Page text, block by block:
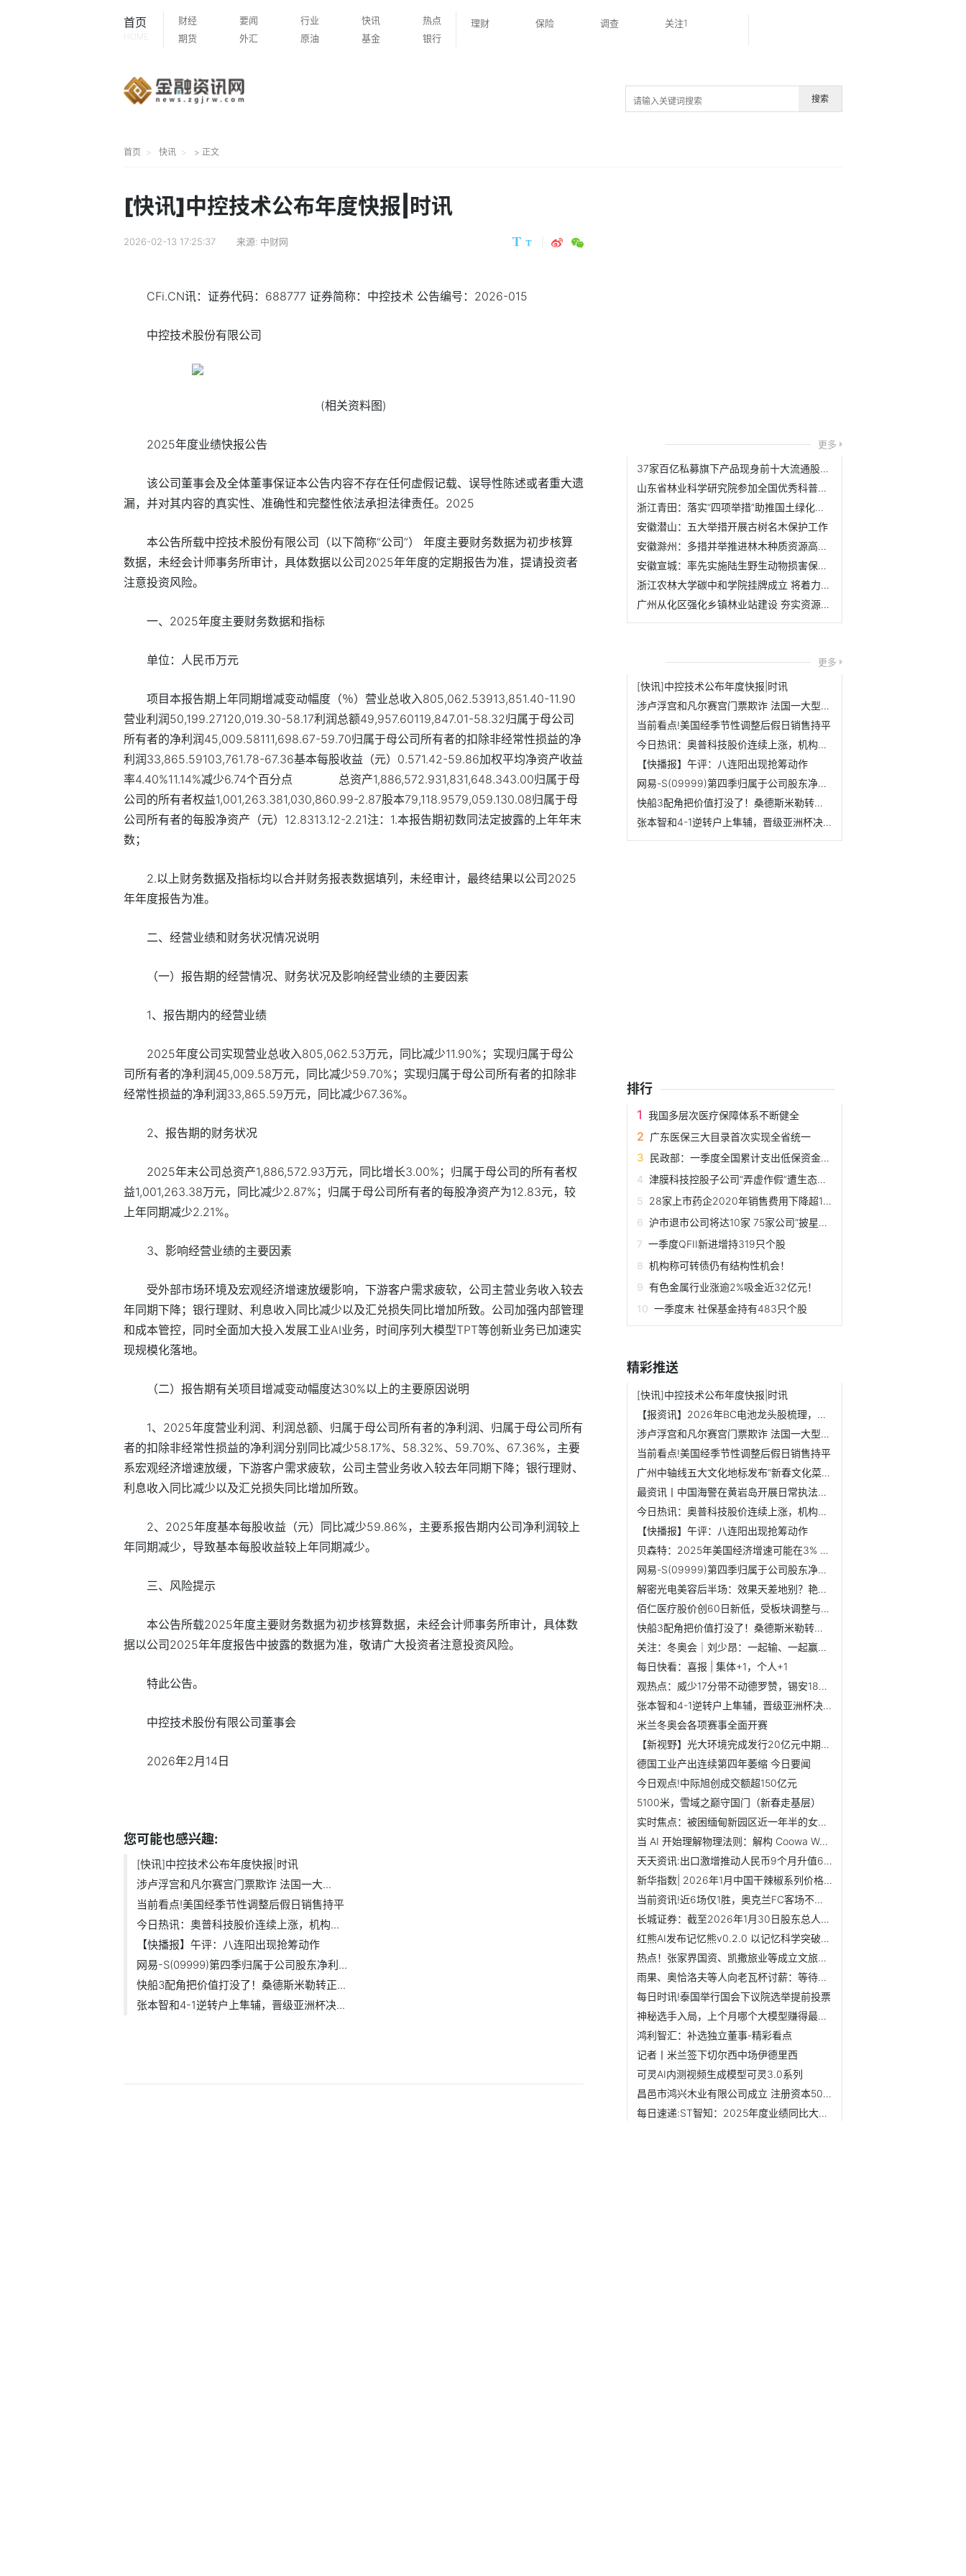
首页
HOME
财经 要闻 行业 快讯
热点
期货
外汇 原油 基金 银行
理财 保险 调查 关注1
搜索
首页 快讯 > 正文
[快讯]中控技术公布年度快报|时讯
2026-02-13 17:25:37 来源: 中财网
CFi.CN讯：证券代码：688777 证券简称：中控技术 公告编号：2026-015
中控技术股份有限公司
(相关资料图)
2025年度业绩快报公告
该公司董事会及全体董事保证本公告内容不存在任何虚假记载、误导性陈述或者重大遗
漏，并对其内容的真实性、准确性和完整性依法承担法律责任。2025
本公告所载中控技术股份有限公司（以下简称“公司”） 年度主要财务数据为初步核算
数据，未经会计师事务所审计，具体数据以公司2025年年度的定期报告为准，提请投资者
注意投资风险。
一、2025年度主要财务数据和指标
单位：人民币万元
项目本报告期上年同期增减变动幅度（％）营业总收入805,062.53913,851.40-11.90
营业利润50,199.27120,019.30-58.17利润总额49,957.60119,847.01-58.32归属于母公司
所有者的净利润45,009.58111,698.67-59.70归属于母公司所有者的扣除非经常性损益的净
利润33,865.59103,761.78-67.36基本每股收益（元）0.571.42-59.86加权平均净资产收益
率4.40%11.14%减少6.74个百分点 总资产1,886,572.931,831,648.343.00归属于母
公司的所有者权益1,001,263.381,030,860.99-2.87股本79,118.9579,059.130.08归属于母
公司所有者的每股净资产（元）12.8313.12-2.21注：1.本报告期初数同法定披露的上年年末
数；
2.以上财务数据及指标均以合并财务报表数据填列，未经审计，最终结果以公司2025
年年度报告为准。
二、经营业绩和财务状况情况说明
（一）报告期的经营情况、财务状况及影响经营业绩的主要因素
1、报告期内的经营业绩
2025年度公司实现营业总收入805,062.53万元，同比减少11.90%；实现归属于母公
司所有者的净利润45,009.58万元，同比减少59.70%；实现归属于母公司所有者的扣除非
经常性损益的净利润33,865.59万元，同比减少67.36%。
2、报告期的财务状况
2025年末公司总资产1,886,572.93万元，同比增长3.00%；归属于母公司的所有者权
益1,001,263.38万元，同比减少2.87%；归属于母公司所有者的每股净资产为12.83元，较
上年同期减少2.21%。
3、影响经营业绩的主要因素
受外部市场环境及宏观经济增速放缓影响，下游客户需求疲软，公司主营业务收入较去
年同期下降；银行理财、利息收入同比减少以及汇兑损失同比增加所致。公司加强内部管理
和成本管控，同时全面加大投入发展工业AI业务，时间序列大模型TPT等创新业务已加速实
现规模化落地。
（二）报告期有关项目增减变动幅度达30%以上的主要原因说明
1、2025年度营业利润、利润总额、归属于母公司所有者的净利润、归属于母公司所有
者的扣除非经常性损益的净利润分别同比减少58.17%、58.32%、59.70%、67.36%，主要
系宏观经济增速放缓，下游客户需求疲软，公司主营业务收入较去年同期下降；银行理财、
利息收入同比减少以及汇兑损失同比增加所致。
2、2025年度基本每股收益（元）同比减少59.86%，主要系报告期内公司净利润较上
年同期减少，导致基本每股收益较上年同期减少。
三、风险提示
本公告所载2025年度主要财务数据为初步核算数据，未经会计师事务所审计，具体数
据以公司2025年年度报告中披露的数据为准，敬请广大投资者注意投资风险。
特此公告。
中控技术股份有限公司董事会
2026年2月14日
您可能也感兴趣:
[快讯]中控技术公布年度快报|时讯
涉卢浮宫和凡尔赛宫门票欺诈 法国一大...
当前看点!美国经季节性调整后假日销售持平
今日热讯：奥普科技股价连续上涨，机构...
【快播报】午评：八连阳出现抢筹动作
网易-S(09999)第四季归属于公司股东净利...
快船3配角把价值打没了！桑德斯米勒转正...
张本智和4-1逆转户上隼辅，晋级亚洲杯决...
更多
37家百亿私募旗下产品现身前十大流通股名单
山东省林业科学研究院参加全国优秀科普作品评选活动
浙江青田：落实“四项举措”助推国土绿化取得新成效
安徽潜山：五大举措开展古树名木保护工作
安徽滁州：多措并举推进林木种质资源高质量发展
安徽宣城：率先实施陆生野生动物损害保险理赔机制
浙江农林大学碳中和学院挂牌成立 将着力培养具有碳中和与农...
广州从化区强化乡镇林业站建设 夯实资源管护基层基础
更多
[快讯]中控技术公布年度快报|时讯
涉卢浮宫和凡尔赛宫门票欺诈 法国一大型诈骗网络被捣毁-每日聚焦
当前看点!美国经季节性调整后假日销售持平
今日热讯：奥普科技股价连续上涨，机构看好海外业务拓展
【快播报】午评：八连阳出现抢筹动作
网易-S(09999)第四季归属于公司股东净利同比下滑28.8%|天天资讯
快船3配角把价值打没了！桑德斯米勒转正后连崩，尼德豪泽迷失...
张本智和4-1逆转户上隼辅，晋级亚洲杯决赛与王楚钦争冠 滚动
排行
我国多层次医疗保障体系不断健全
广东医保三大目录首次实现全省统一
民政部：一季度全国累计支出低保资金约461.9亿元
津膜科技控股子公司“弄虚作假”遭生态环境部点名
28家上市药企2020年销售费用下降超10%
沪市退市公司将达10家 75家公司“披星戴帽”
一季度QFII新进增持319只个股
机构称可转债仍有结构性机会！
有色金属行业涨逾2%吸金近32亿元！
一季度末 社保基金持有483只个股
精彩推送
[快讯]中控技术公布年度快报|时讯
【报资讯】2026年BC电池龙头股梳理，请查阅！（2026/2/13）
涉卢浮宫和凡尔赛宫门票欺诈 法国一大型诈骗网络被捣毁-每日聚焦
当前看点!美国经季节性调整后假日销售持平
广州中轴线五大文化地标发布“新春文化菜单”
最资讯丨中国海警在黄岩岛开展日常执法巡逻
今日热讯：奥普科技股价连续上涨，机构看好海外业务拓展
【快播报】午评：八连阳出现抢筹动作
贝森特：2025年美国经济增速可能在3% 焦点信息
网易-S(09999)第四季归属于公司股东净利同比下滑28.8%|天天资讯
解密光电美容后半场：效果天差地别？艳存晓年轻胶原水光被称...
佰仁医疗股价创60日新低，受板块调整与短期业绩承压影响_短讯
快船3配角把价值打没了！桑德斯米勒转正后连崩，尼德豪泽迷失...
关注：冬奥会｜刘少昂：一起输、一起赢，向前看
每日快看：喜报 | 集体+1，个人+1
观热点：威少17分带不动德罗赞，锡安18+6墨菲5记三分，鹈鹕送...
张本智和4-1逆转户上隼辅，晋级亚洲杯决赛与王楚钦争冠 滚动
米兰冬奥会各项赛事全面开赛
【新视野】光大环境完成发行20亿元中期票据
德国工业产出连续第四年萎缩 今日要闻
今日观点!中际旭创成交额超150亿元
5100米，雪域之巅守国门（新春走基层）
实时焦点：被困缅甸新园区近一年半的女子获释回国
当 AI 开始理解物理法则：解构 Coowa WAM 2.0 通用世界模型
天天资讯:出口激增推动人民币9个月升值6%，12月汇率预期6.92美元
新华指数| 2026年1月中国干辣椒系列价格指数小幅下跌
当前资讯!近6场仅1胜，奥克兰FC客场不敌珀斯让出澳超榜首
长城证券：截至2026年1月30日股东总人数为115471户_最新资讯
红熊AI发布记忆熊v0.2.0 以记忆科学突破AI规模化落地壁垒
热点！张家界国资、凯撒旅业等成立文旅公司
雨果、奥恰洛夫等人向老瓦杯讨薪：等待一年未兑现出场费
每日时讯!泰国举行国会下议院选举提前投票
神秘选手入局，上个月哪个大模型赚得最多？_每日精选
鸿利智汇：补选独立董事-精彩看点
记者丨米兰签下切尔西中场伊德里西
可灵AI内测视频生成模型可灵3.0系列
昌邑市鸿兴木业有限公司成立 注册资本50万人民币 焦点热门
每日速递:ST智知：2025年度业绩同比大幅增长，彰显发展韧性